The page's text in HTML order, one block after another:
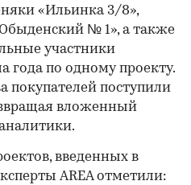
«Ильинка 3/8»,
№ 1», а также
участники
года по одному проекту.
покупателей поступили
вложенный
введенных в
AREA отметили: